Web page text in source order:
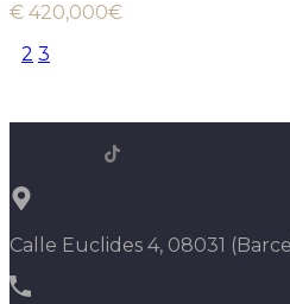
€ 420,000€
2 3
Calle Euclides 4, 08031